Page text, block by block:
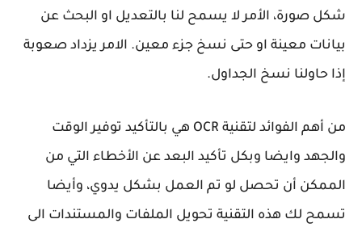
شكل صورة، الأمر لا يسمح لنا بالتعديل او البحث عن
بيانات معينة او حتى نسخ جزء معين. الامر يزداد صعوبة
إذا حاولنا نسخ الجداول.
من أهم الفوائد لتقنية OCR هي بالتأكيد توفير الوقت
والجهد وايضا وبكل تأكيد البعد عن الأخطاء التي من
الممكن أن تحصل لو تم العمل بشكل يدوي، وأيضا
تسمح لك هذه التقنية تحويل الملفات والمستندات الى